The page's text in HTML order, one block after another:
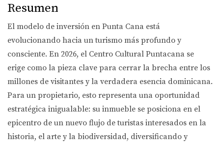
Resumen
El modelo de inversión en Punta Cana está
evolucionando hacia un turismo más profundo y
consciente. En 2026, el Centro Cultural Puntacana se
erige como la pieza clave para cerrar la brecha entre los
millones de visitantes y la verdadera esencia dominicana.
Para un propietario, esto representa una oportunidad
estratégica inigualable: su inmueble se posiciona en el
epicentro de un nuevo flujo de turistas interesados en la
historia, el arte y la biodiversidad, diversificando y